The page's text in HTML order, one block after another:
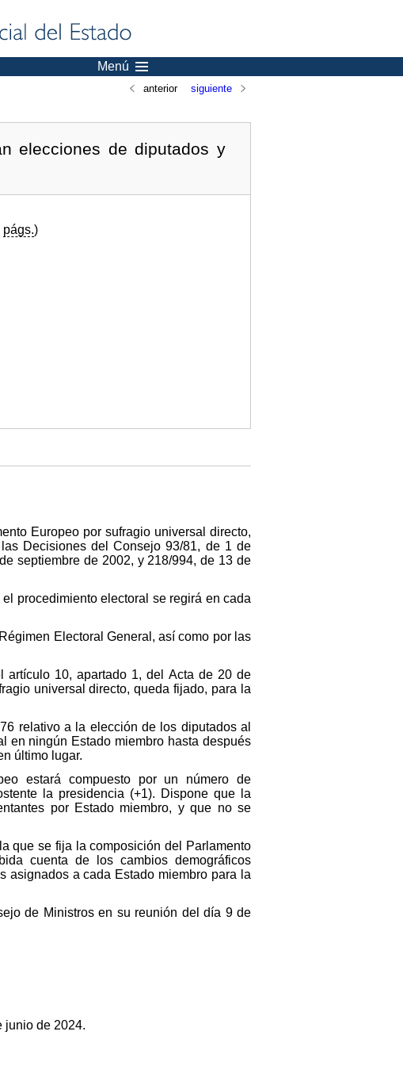
Menú
anterior siguiente
elecciones de diputados y
págs.)
Europeo por sufragio universal directo,
Decisiones del Consejo 93/81, de 1 de
septiembre de 2002, y 218/994, de 13 de
procedimiento electoral se regirá en cada
Electoral General, así como por las
artículo 10, apartado 1, del Acta de 20 de
universal directo, queda fijado, para la
relativo a la elección de los diputados al
en ningún Estado miembro hasta después
último lugar.
estará compuesto por un número de
la presidencia (+1). Dispone que la
por Estado miembro, y que no se
que se fija la composición del Parlamento
cuenta de los cambios demográficos
asignados a cada Estado miembro para la
de Ministros en su reunión del día 9 de
junio de 2024.